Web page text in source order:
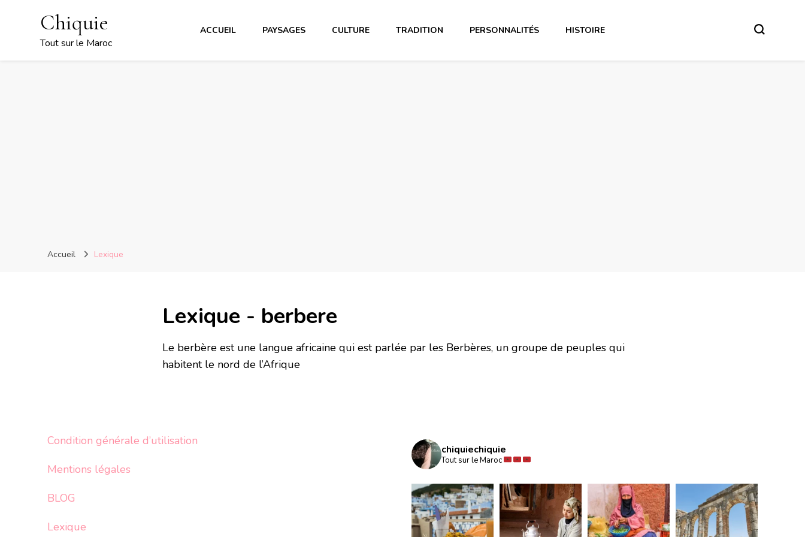
Chiquie
Tout sur le Maroc
ACCUEIL PAYSAGES CULTURE TRADITION PERSONNALITÉS HISTOIRE
Accueil Lexique
Lexique - berbere
Le berbère est une langue africaine qui est parlée par les Berbères, un groupe de peuples qui
habitent le nord de l’Afrique
Condition générale d’utilisation
Mentions légales
BLOG
Lexique
chiquiechiquie
Tout sur le Maroc